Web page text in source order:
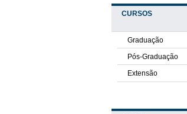
CURSOS
Graduação
Pós-Graduação
Extensão